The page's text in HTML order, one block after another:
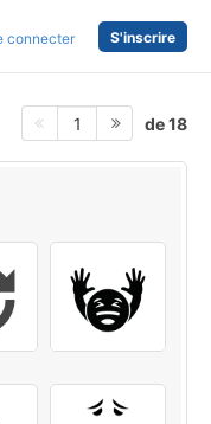
connecter S'inscrire
1 de 18